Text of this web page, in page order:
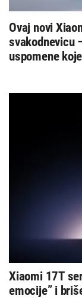
Ovaj novi
svakodnevicu
uspomene
Xiaomi 17T
emocije” i